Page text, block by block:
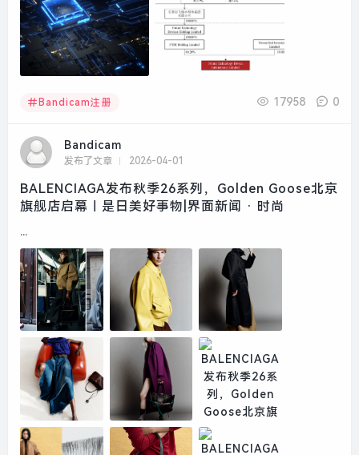
Bandicam注册 17958 0
Bandicam
发布了文章 2026-04-01
BALENCIAGA发布秋季26系列，Golden Goose北京
旗舰店启幕｜是日美好事物|界面新闻 · 时尚
...